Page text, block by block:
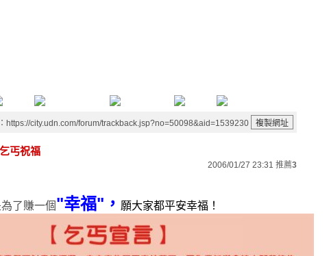
https://city.udn.com/forum/trackback.jsp?no=50098&aid=1539230
丐祝福
2006/01/27 23:31 推薦3
了賺一個"幸福"， 願大家都平安幸福！